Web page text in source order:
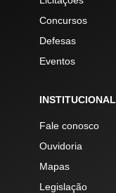
Concursos
Defesas
Eventos
INSTITUCIONAL
Fale conosco
Ouvidoria
Mapas
Legislação